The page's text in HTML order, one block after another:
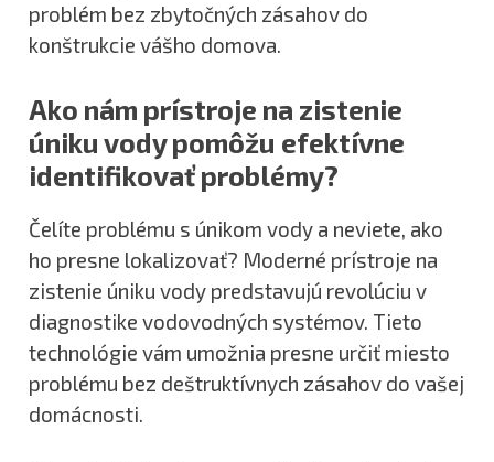
problém bez zbytočných zásahov do
konštrukcie vášho domova.
Ako nám prístroje na zistenie
úniku vody pomôžu efektívne
identifikovať problémy?
Čelíte problému s únikom vody a neviete, ako
ho presne lokalizovať? Moderné prístroje na
zistenie úniku vody predstavujú revolúciu v
diagnostike vodovodných systémov. Tieto
technológie vám umožnia presne určiť miesto
problému bez deštruktívnych zásahov do vašej
domácnosti.